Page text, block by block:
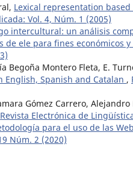
Lexical representation
Vol. 4, Núm. 1 (2005)
intercultural: un análisis
de ele para fines económicos y
Begoña Montero Fleta, E.
Spanish and Catalan ,
Gómez Carrero,
Revista Electrónica de
para el uso de las
Núm. 2 (2020)